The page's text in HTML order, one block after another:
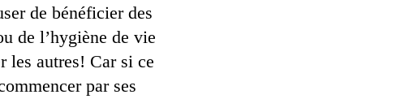
de bénéficier des
de l’hygiène de vie
les autres! Car si ce
par ses